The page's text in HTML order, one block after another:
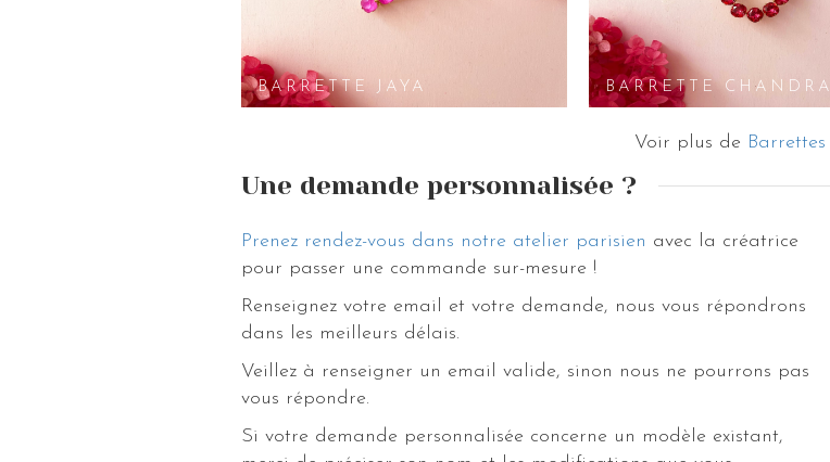
BARRETTE JAYA BARRETTE CHANDRA
Voir plus de Barrettes
Une demande personnalisée ?
Prenez rendez-vous dans notre atelier parisien avec la créatrice
pour passer une commande sur-mesure !
Renseignez votre email et votre demande, nous vous répondrons
dans les meilleurs délais.
Veillez à renseigner un email valide, sinon nous ne pourrons pas
vous répondre.
Si votre demande personnalisée concerne un modèle existant,